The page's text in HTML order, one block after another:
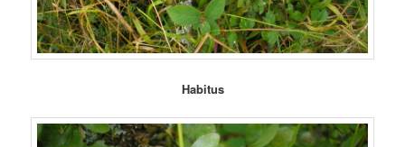
Habitus